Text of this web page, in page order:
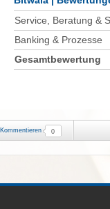
Service, Beratung &
Banking & Prozesse
Gesamtbewertung
Kommentieren 0